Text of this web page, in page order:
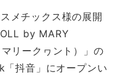
メチックス様の展開
by MARY
リークヮント）」の
抖音」にオープンい